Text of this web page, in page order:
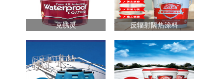
克锈灵 反辐射隔热涂料